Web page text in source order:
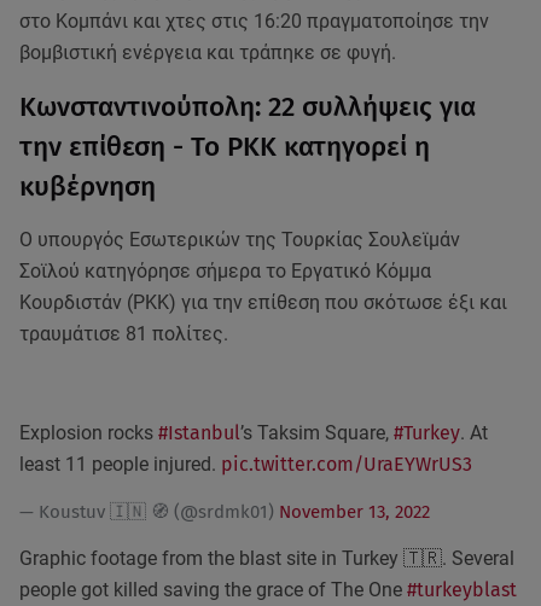
στο Κομπάνι και χτες στις 16:20 πραγματοποίησε την
βομβιστική ενέργεια και τράπηκε σε φυγή.
Κωνσταντινούπολη: 22 συλλήψεις για
την επίθεση - Το PKK κατηγορεί η
κυβέρνηση
Ο υπουργός Εσωτερικών της Τουρκίας Σουλεϊμάν
Σοϊλού κατηγόρησε σήμερα το Εργατικό Κόμμα
Κουρδιστάν (PKK) για την επίθεση που σκότωσε έξι και
τραυμάτισε 81 πολίτες.
Explosion rocks #Istanbul’s Taksim Square, #Turkey. At
least 11 people injured. pic.twitter.com/UraEYWrUS3
— Koustuv 🇮🇳 🧭 (@srdmk01) November 13, 2022
Graphic footage from the blast site in Turkey 🇹🇷. Several
people got killed saving the grace of The One #turkeyblast